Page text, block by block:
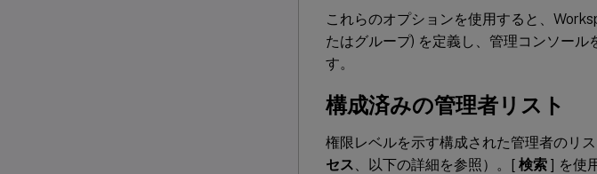
これらのオプションを使用すると、
たはグループ) を定義し、管理コンソー
す。
構成済みの管理者リスト
権限レベルを示す構成された管理者のリ
セス
、以下の詳細を参照）。[ 検索 ] を使